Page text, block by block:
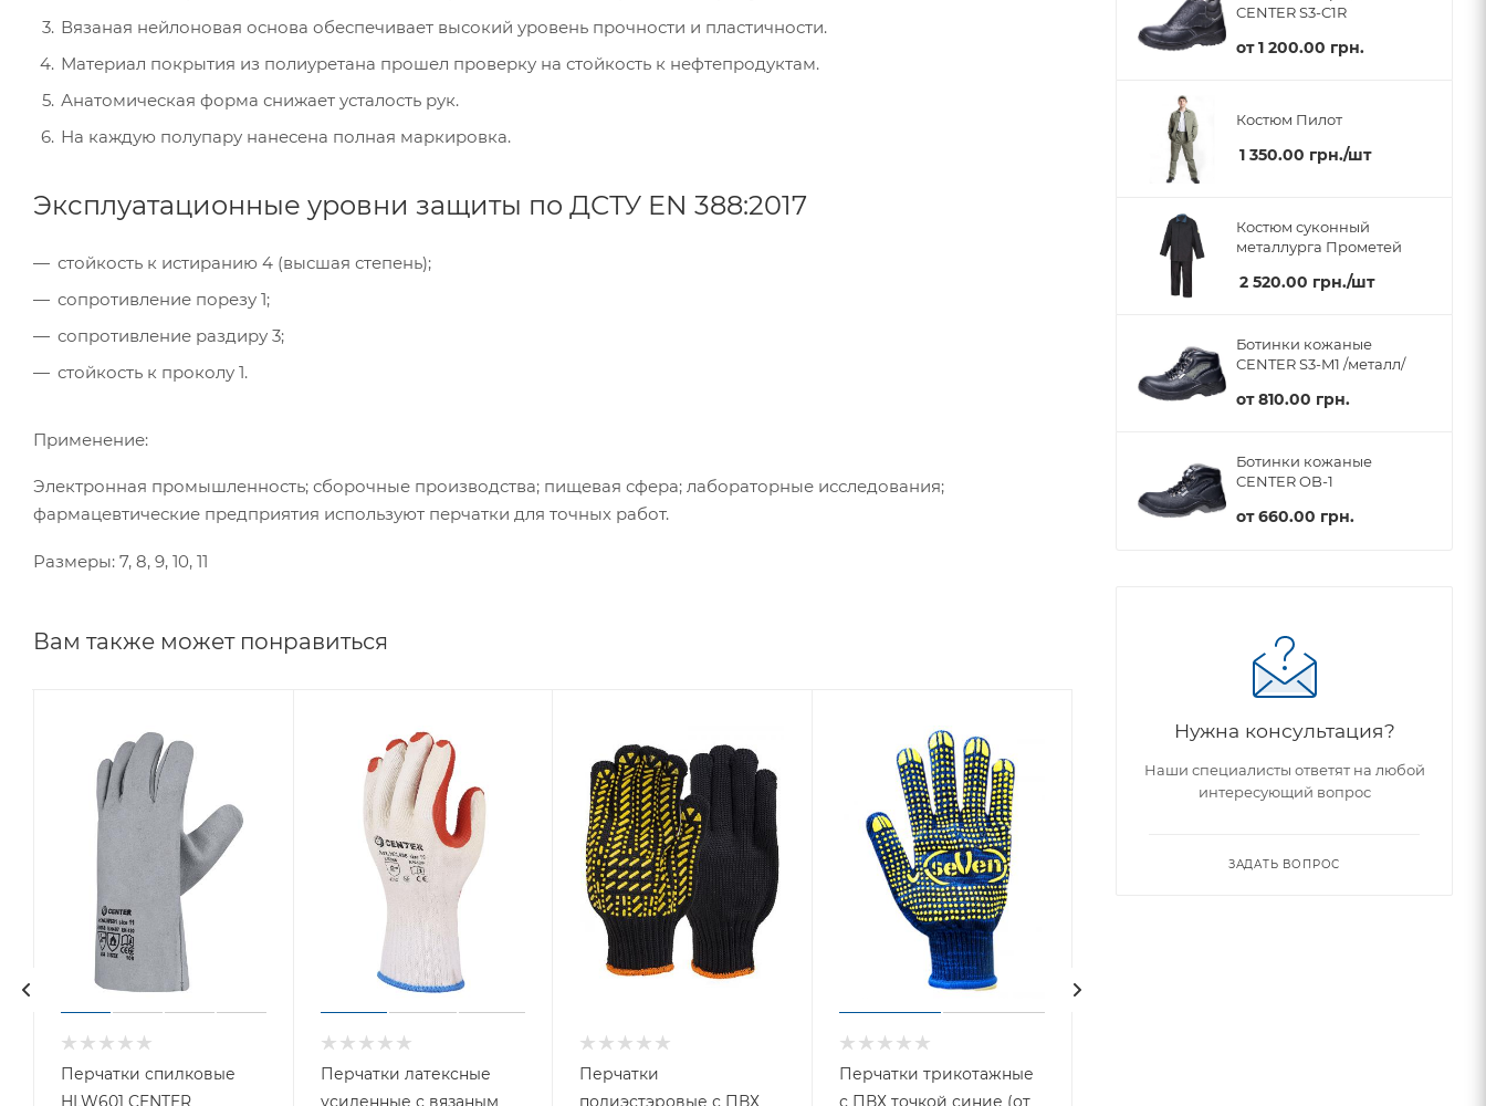
Вязаная нейлоновая основа обеспечивает высокий уровень прочности и пластичности.
Материал покрытия из полиуретана прошел проверку на стойкость к нефтепродуктам.
Анатомическая форма снижает усталость рук.
На каждую полупару нанесена полная маркировка.
Эксплуатационные уровни защиты по ДСТУ EN 388:2017
стойкость к истиранию 4 (высшая степень);
сопротивление порезу 1;
сопротивление раздиру 3;
стойкость к проколу 1.
Применение:
Электронная промышленность; сборочные производства; пищевая сфера; лабораторные исследования;
фармацевтические предприятия используют перчатки для точных работ.
Размеры: 7, 8, 9, 10, 11
Вам также может понравиться
Перчатки спилковые
HLW601 CENTER
Перчатки латексные
усиленные с вязаным
Перчатки
полиэстэровые с ПВХ
Перчатки трикотажные
с ПВХ точкой синие (от
CENTER S3-C1R
от1 200.00 грн.
Костюм Пилот
1 350.00 грн./шт
Костюм суконный
металлурга Прометей
2 520.00 грн./шт
Ботинки кожаные
CENTER S3-M1 /металл/
от810.00 грн.
Ботинки кожаные
CENTER OB-1
от660.00 грн.
Нужна консультация?
Наши специалисты ответят на любой
интересующий вопрос
ЗАДАТЬ ВОПРОС